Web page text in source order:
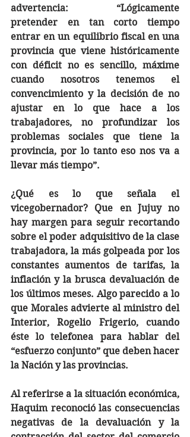
advertencia: “Lógicamente
pretender en tan corto tiempo
entrar en un equilibrio fiscal en una
provincia que viene históricamente
con déficit no es sencillo, máxime
cuando nosotros tenemos el
convencimiento y la decisión de no
ajustar en lo que hace a los
trabajadores, no profundizar los
problemas sociales que tiene la
provincia, por lo tanto eso nos va a
llevar más tiempo”.
¿Qué es lo que señala el
vicegobernador? Que en Jujuy no
hay margen para seguir recortando
sobre el poder adquisitivo de la clase
trabajadora, la más golpeada por los
constantes aumentos de tarifas, la
inflación y la brusca devaluación de
los últimos meses. Algo parecido a lo
que Morales advierte al ministro del
Interior, Rogelio Frigerio, cuando
éste lo telefonea para hablar del
“esfuerzo conjunto” que deben hacer
la Nación y las provincias.
Al referirse a la situación económica,
Haquim reconoció las consecuencias
negativas de la devaluación y la